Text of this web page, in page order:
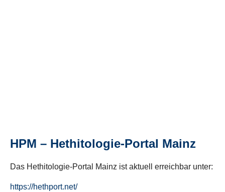
HPM – Hethitologie-Portal Mainz
Das Hethitologie-Portal Mainz ist aktuell erreichbar unter:
https://hethport.net/